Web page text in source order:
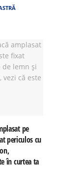
pe
periculos cu
în curtea ta